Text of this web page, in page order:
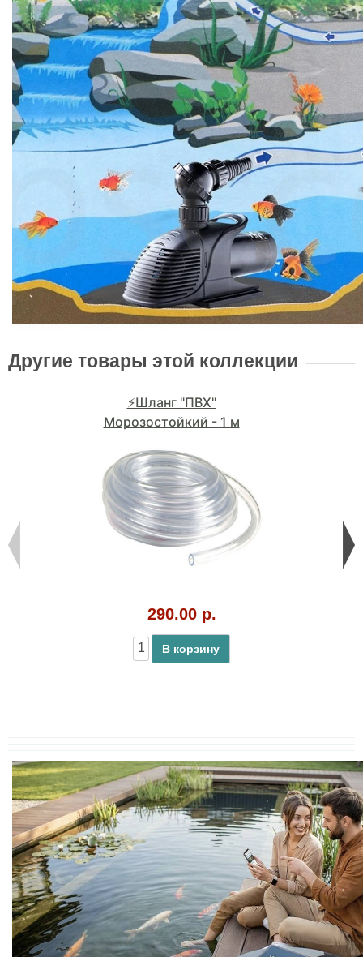
Другие товары этой коллекции
⚡Шланг "ПВХ"
Морозостойкий - 1 м
290.00 р.
В корзину